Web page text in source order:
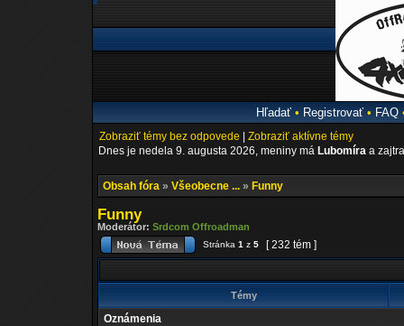
Hľadať• Registrovať• FAQ
Zobraziť témy bez odpovede
Zobraziť aktívne témy
Dnes je nedela 9. augusta 2026, meniny má Lubomíra a
Obsah fóra » Všeobecne ... » Funny
Funny
Moderátor: Srdcom Offroadman
Stránka 1 z 5 [ 232 tém ]
Témy
Oznámenia